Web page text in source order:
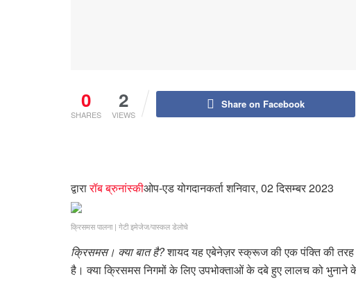
0
SHARES
2
VIEWS
Share on Facebook
द्वारारॉब ब्रुनांस्कीओप-एड योगदानकर्ताशनिवार, 02 दिसम्बर 2023
क्रिसमस पालना| गेटी इमेजेज/पास्कल डेलोचे
क्रिसमस। क्या बात है?शायद यह एबेनेज़र स्क्रूज की एक पंक्ति की तरह
है। क्या क्रिसमस निगमों के लिए उपभोक्ताओं के दबे हुए लालच को